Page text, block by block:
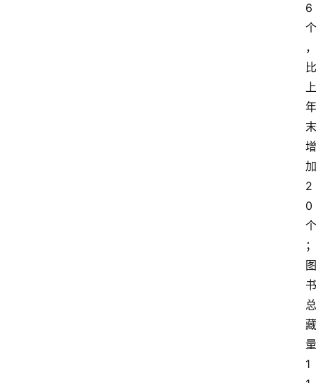
6
个
，
比
上
年
末
增
加
2
0
个
；
图
书
总
藏
量
1